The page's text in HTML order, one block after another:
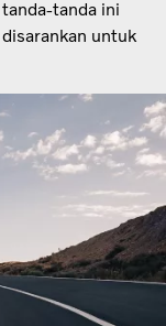
tanda ini
untuk